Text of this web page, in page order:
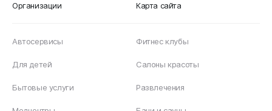
Организации Карта сайта
Автосервисы
Для детей
Бытовые услуги
Фитнес клубы
Салоны красоты
Развлечения